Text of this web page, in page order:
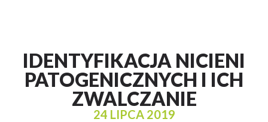
IDENTYFIKACJA NICIENI
PATOGENICZNYCH I ICH
ZWALCZANIE
24 LIPCA 2019